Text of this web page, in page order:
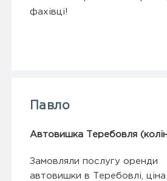
фахівці!
Павло
Автовишка Теребовля
Замовляли послугу оренди
автовишки в Теребовлі,